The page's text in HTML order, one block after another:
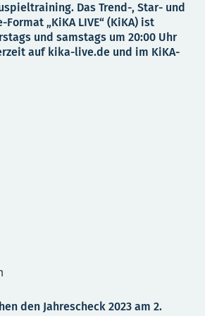
Das Trend-, Star- und
„KiKA LIVE“ (KiKA) ist
und samstags um 20:00 Uhr
auf kika-live.de und im KiKA-
den Jahrescheck 2023 am 2.